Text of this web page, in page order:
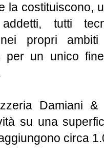
la costituiscono,
tutti
propri ambiti
per un unico
Damiani
su una
circa